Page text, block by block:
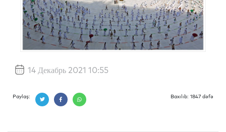
14 Декабрь 2021 10:55
Paylaş: Baxılıb: 1847 dəfə